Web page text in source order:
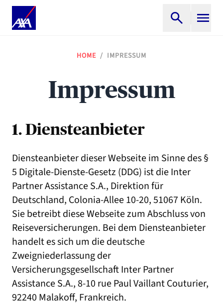
HOME / IMPRESSUM
Impressum
1. Diensteanbieter
Diensteanbieter dieser Webseite im Sinne des §
5 Digitale-Dienste-Gesetz (DDG) ist die Inter
Partner Assistance S.A., Direktion für
Deutschland, Colonia-Allee 10-20, 51067 Köln.
Sie betreibt diese Webseite zum Abschluss von
Reiseversicherungen. Bei dem Diensteanbieter
handelt es sich um die deutsche
Zweigniederlassung der
Versicherungsgesellschaft Inter Partner
Assistance S.A., 8-10 rue Paul Vaillant Couturier,
92240 Malakoff, Frankreich.